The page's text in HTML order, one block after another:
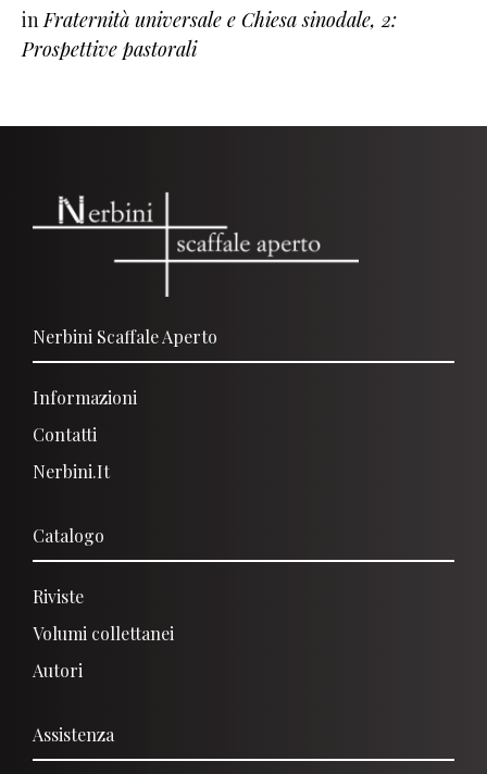
inFraternità universale e Chiesa sinodale, 2:
Prospettive pastorali
Nerbini Scaffale Aperto
Informazioni
Contatti
Nerbini.it
Catalogo
Riviste
Volumi collettanei
Autori
Assistenza